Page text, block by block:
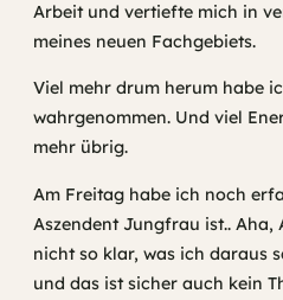
Arbeit und vertiefte mich in
meines neuen Fachgebiets.
Viel mehr drum herum habe
wahrgenommen. Und viel
mehr übrig.
Am Freitag habe ich noch
Aszendent Jungfrau ist.. Aha,
nicht so klar, was ich daraus
und das ist sicher auch kein